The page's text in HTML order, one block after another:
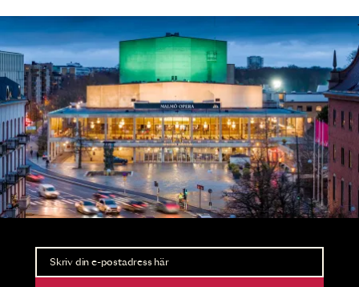
Nyhetsbrev
Ta del av förhandsinformation och biljettsläpp.